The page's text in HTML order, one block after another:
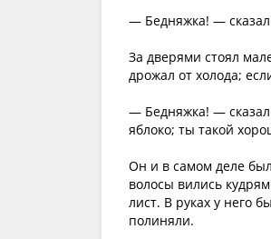
— Бедняжка! — сказал
За дверями стоял
дрожал от холода;
— Бедняжка! — сказал
яблоко; ты такой
Он и в самом деле
волосы вились
лист. В руках у него
полиняли.